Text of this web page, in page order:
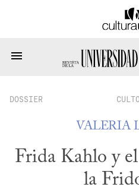
DOSSIER
VALERIA
Frida Kahlo y
la